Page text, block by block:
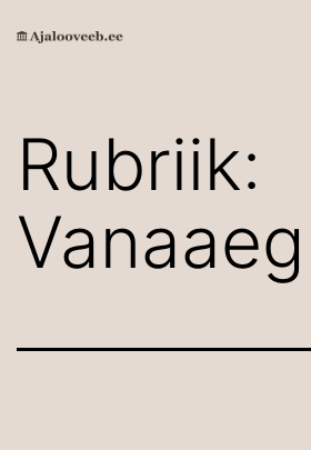
Ajalooveeb.ee
Rubriik:
Vanaaeg